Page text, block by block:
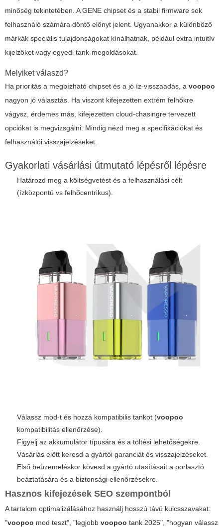
minőség tekintetében. A GENE chipset és a stabil firmware sok
felhasználó számára döntő előnyt jelent. Ugyanakkor a különböző
márkák speciális tulajdonságokat kínálhatnak, például extra intuitív
kijelzőket vagy egyedi tank-megoldásokat.
Melyiket válaszd?
Ha prioritás a megbízható chipset és a jó íz-visszaadás, a voopoo
nagyon jó választás. Ha viszont kifejezetten extrém felhőkre
vágysz, érdemes más, kifejezetten cloud-chasingre tervezett
opciókat is megvizsgálni. Mindig nézd meg a specifikációkat és
felhasználói visszajelzéseket.
Gyakorlati vásárlási útmutató lépésről lépésre
Határozd meg a költségvetést és a felhasználási célt
(ízközpontú vs felhőcentrikus).
Válassz mod-t és hozzá kompatibilis tankot (voopoo
kompatibilitás ellenőrzése).
Figyelj az akkumulátor típusára és a töltési lehetőségekre.
Vásárlás előtt keresd a gyártói garanciát és visszajelzéseket.
Első beüzemeléskor kövesd a gyártó utasításait a porlasztó
beáztatására és a biztonsági ellenőrzésekre.
Hasznos kifejezések SEO szempontból
A tartalom optimalizálásához használj hosszú távú kulcsszavakat:
"voopoo mod teszt", "legjobb voopoo tank 2025", "hogyan válassz